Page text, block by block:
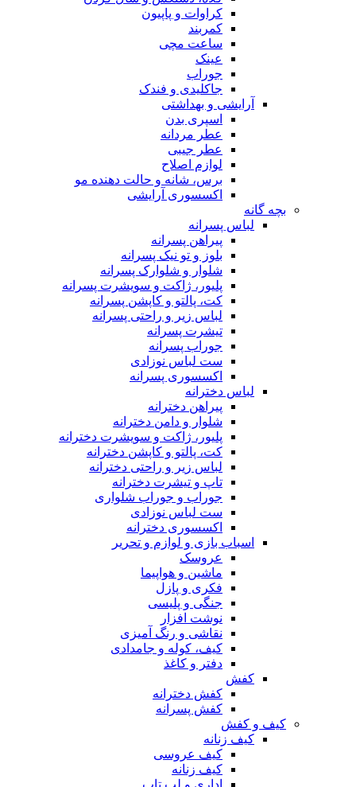
کراوات و پاپیون
کمربند
ساعت مچی
عینک
جوراب
جاکلیدی و فندک
آرایشی و بهداشتی
اسپری بدن
عطر مردانه
عطر جیبی
لوازم اصلاح
برس، شانه و حالت دهنده مو
اکسسوری آرایشی
بچه گانه
لباس پسرانه
پیراهن پسرانه
بلوز و تو نیک پسرانه
شلوار و شلوارک پسرانه
پلیور، ژاکت و سویشرت پسرانه
کت، پالتو و کاپشن پسرانه
لباس زیر و راحتی پسرانه
تیشرت پسرانه
جوراب پسرانه
ست لباس نوزادی
اکسسوری پسرانه
لباس دخترانه
پیراهن دخترانه
شلوار و دامن دخترانه
پلیور، ژاکت و سویشرت دخترانه
کت، پالتو و کاپشن دخترانه
لباس زیر و راحتی دخترانه
تاپ و تیشرت دخترانه
جوراب و جوراب شلواری
ست لباس نوزادی
اکسسوری دخترانه
اسباب بازی و لوازم و تحریر
عروسک
ماشین و هواپیما
فکری و پازل
جنگی و پلیسی
نوشت افزار
نقاشی و رنگ آمیزی
کیف، کوله و جامدادی
دفتر و کاغذ
کفش
کفش دخترانه
کفش پسرانه
کیف و کفش
کیف زنانه
کیف عروسی
کیف زنانه
اداری و لب تاپ